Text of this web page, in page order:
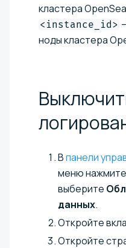
кластера
<instance_id>
ноды кластера
Впанели
меню нажмите
выберите
данных.
Откройте
Откройте